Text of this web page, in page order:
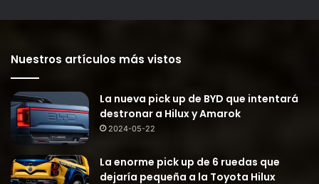
Nuestros artículos más vistos
La nueva pick up de BYD que intentará
destronar a Hilux y Amarok
2024-05-22
La enorme pick up de 6 ruedas que
dejaría pequeña a la Toyota Hilux